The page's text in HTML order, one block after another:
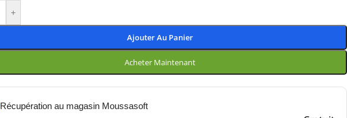
+
Ajouter Au Panier
Acheter Maintenant
Récupération au magasin Moussasoft